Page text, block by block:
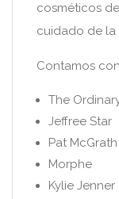
cosméticos
cuidado de la
Contamos
The
Jeffree Star
Pat McGrath
Morphe
Kylie Jenner